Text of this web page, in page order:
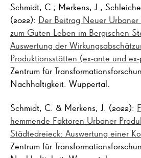
Schmidt, C.; Merkens, J.,
(2022): Der Beitrag Neuer Urbaner
zum Guten Leben im Bergischen
Auswertung der
Produktionsstätten (ex-ante und
Zentrum für
Nachhaltigkeit. Wuppertal.
Schmidt, C. & Merkens, J. (2022):
hemmende Faktoren Urbaner
Städtedreieck: Auswertung einer
Zentrum für